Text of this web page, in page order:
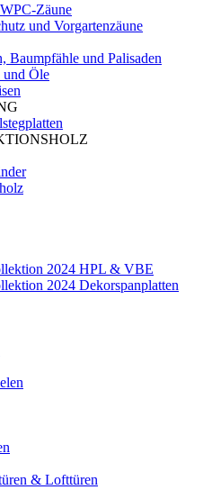
Zäune
und Vorgartenzäune
Baumpfähle und Palisaden
und Öle
2024 HPL & VBE
2024 Dekorspanplatten
& Lofttüren